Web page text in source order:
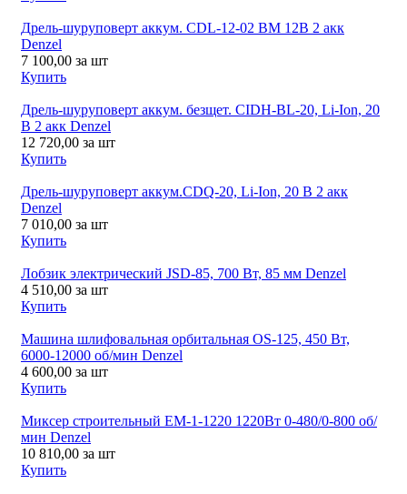
Дрель-шуруповерт аккум. CDL-12-02 ВМ 12B 2 акк
Denzel
7 100,00 за шт
Купить
Дрель-шуруповерт аккум. безщет. CIDH-BL-20, Li-Ion, 20
В 2 акк Denzel
12 720,00 за шт
Купить
Дрель-шуруповерт аккум.CDQ-20, Li-Ion, 20 В 2 акк
Denzel
7 010,00 за шт
Купить
Лобзик электрический JSD-85, 700 Вт, 85 мм Denzel
4 510,00 за шт
Купить
Машина шлифовальная орбитальная OS-125, 450 Вт,
6000-12000 об/мин Denzel
4 600,00 за шт
Купить
Миксер строительный ЕМ-1-1220 1220Вт 0-480/0-800 об/
мин Denzel
10 810,00 за шт
Купить